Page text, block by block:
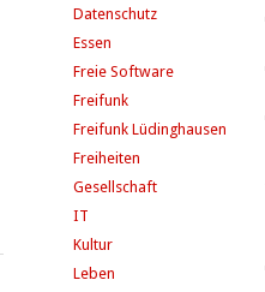
Datenschutz
Essen
Freie Software
Freifunk
Freifunk Lüdinghausen
Freiheiten
Gesellschaft
IT
Kultur
Leben